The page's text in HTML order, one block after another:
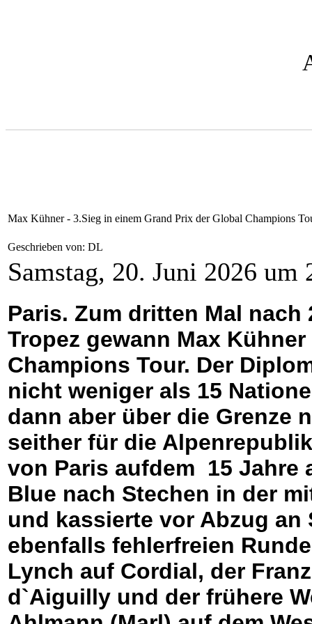
Max Kühner - 3.Sieg in einem Grand Prix der Global Champions
Geschrieben von: DL
Samstag, 20. Juni 2026 um
Paris. Zum dritten Mal nach
Tropez gewann Max
Champions Tour. Der
nicht weniger als 15
dann aber über die Grenze
seither für die
von Paris aufdem 15 Jahre
Blue nach Stechen in der
und kassierte vor Abzug an
ebenfalls fehlerfreien
Lynch auf Cordial, der
d`Aiguilly und der frühere